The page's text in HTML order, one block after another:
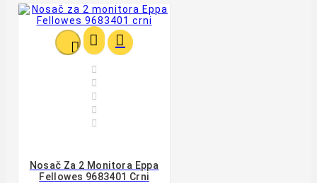
  





Nosač Za 2 Monitora Eppa
Fellowes 9683401 Crni